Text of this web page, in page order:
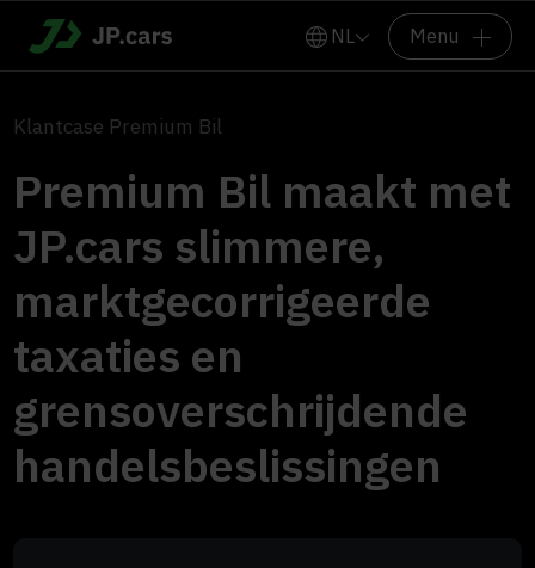
NL Menu
Klantcase Premium Bil
Premium Bil maakt met
JP.cars slimmere,
marktgecorrigeerde
taxaties en
grensoverschrijdende
handelsbeslissingen